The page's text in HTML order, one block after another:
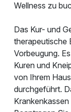
Wellness zu
Das Kur- und
therapeutische
Vorbeugung.
Kuren und
von Ihrem
durchgeführt.